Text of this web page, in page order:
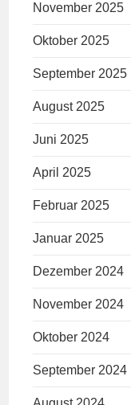
November 2025
Oktober 2025
September 2025
August 2025
Juni 2025
April 2025
Februar 2025
Januar 2025
Dezember 2024
November 2024
Oktober 2024
September 2024